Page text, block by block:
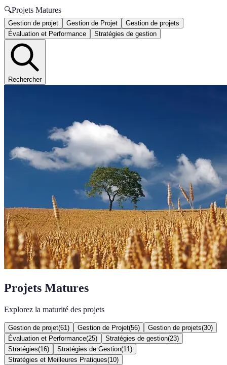
🔍Projets Matures
Gestion de projet Gestion de Projet
Gestion de projets
Évaluation et Performance
Stratégies de gestion
Rechercher
Projets Matures
Explorez la maturité des projets
Gestion de projet(61 ) Gestion de Projet(56) Gestion de projets(30)
Évaluation et Performance(25) Stratégies de gestion(23)
Stratégies(16) Stratégies de Gestion(11 )
Stratégies et Meilleures Pratiques(10)